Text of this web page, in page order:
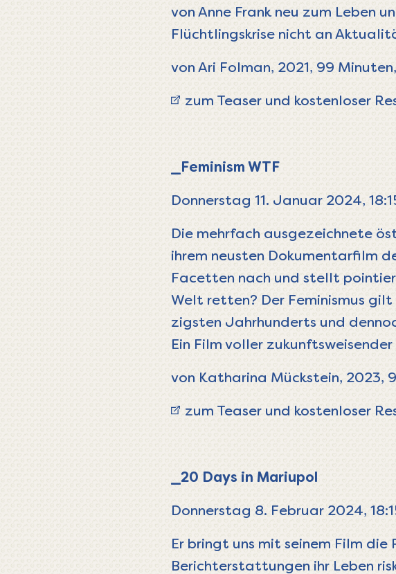
von Anne Frank neu zum Leben
Flüchtlingskrise nicht an
von Ari Folman, 2021, 99
zum Teaser und kostenloser
_Feminism WTF
Donnerstag 11. Januar 2024,
Die mehr­fach ausge­zeich­nete
ihrem neusten Doku­men­ta­r­film
Facetten nach und stellt
Welt retten? Der Femi­nismus
zigsten Jahr­hun­derts und
Ein Film voller
von Katharina Mückstein, 2023,
zum Teaser und kostenloser
_20 Days in Mariupol
Donnerstag 8. Februar 2024,
Er bringt uns mit seinem Film
Berichterstattungen ihr Leben